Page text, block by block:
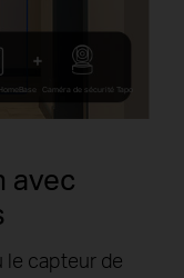
Caméra de sécurité Tapo
avec
capteur de